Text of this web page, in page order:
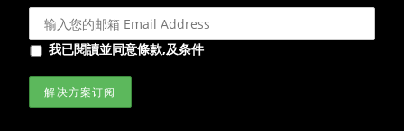
我已閱讀並同意條款,及条件